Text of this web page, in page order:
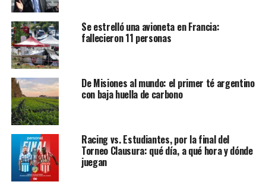
Se estrelló una avioneta en Francia:
fallecieron 11 personas
De Misiones al mundo: el primer té argentino
con baja huella de carbono
Racing vs. Estudiantes, por la final del
Torneo Clausura: qué día, a qué hora y dónde
juegan